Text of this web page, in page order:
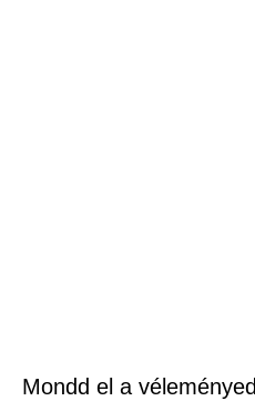
Mondd el a véleményed